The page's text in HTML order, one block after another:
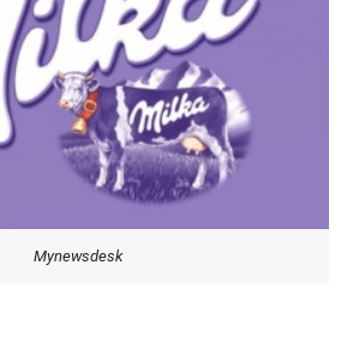
Mynewsdesk